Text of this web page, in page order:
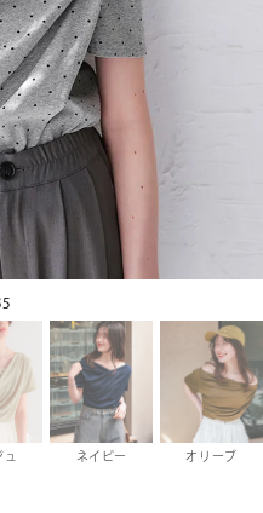
ュ ネイビー オリーブ